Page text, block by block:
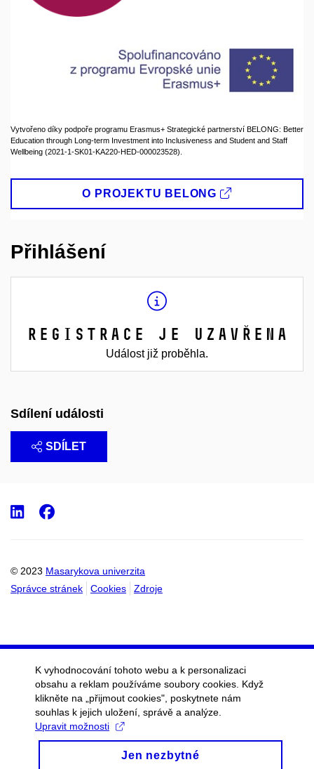
Vytvořeno díky podpoře programu Erasmus+ Strategické partnerství BELONG: Better
Education through Long-term Investment into Inclusiveness and Student and Staff
Wellbeing (2021-1-SK01-KA220-HED-000023528).
O PROJEKTU BELONG
Přihlášení
Registrace je uzavřena
Událost již proběhla.
Sdílení události
SDÍLET
© 2023 Masarykova univerzita
Správce stránek
Cookies Zdroje
LinkedIn
Facebook
K vyhodnocování tohoto webu a k personalizaci
obsahu a reklam používáme soubory cookies. Když
klikněte na „přijmout cookies", poskytnete nám
souhlas k jejich uložení, správě a analýze.
Upravit možnosti
Jen nezbytné